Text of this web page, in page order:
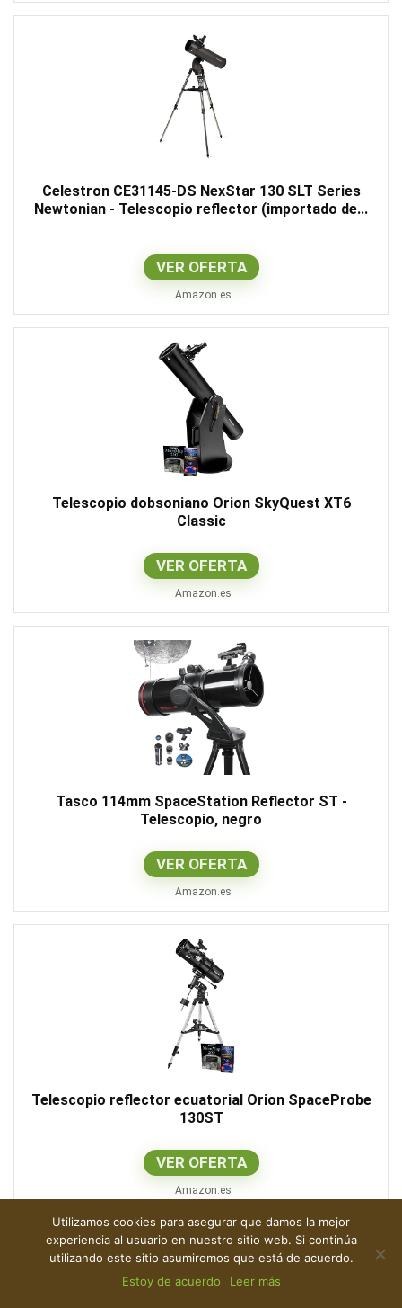
Celestron CE31145-DS NexStar 130 SLT Series
Newtonian - Telescopio reflector (importado de...
VER OFERTA
Amazon.es
Telescopio dobsoniano Orion SkyQuest XT6
Classic
VER OFERTA
Amazon.es
Tasco 114mm SpaceStation Reflector ST -
Telescopio, negro
VER OFERTA
Amazon.es
Telescopio reflector ecuatorial Orion SpaceProbe
130ST
VER OFERTA
Amazon.es
Utilizamos cookies para asegurar que damos la mejor
experiencia al usuario en nuestro sitio web. Si continúa
utilizando este sitio asumiremos que está de acuerdo.
Estoy de acuerdo
Leer más